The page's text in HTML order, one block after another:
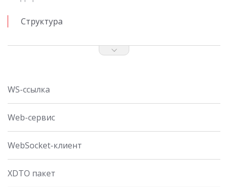
Структура
WS-ссылка
Web-сервис
WebSocket-клиент
XDTO пакет